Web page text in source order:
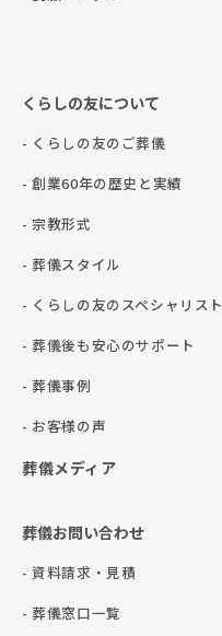
くらしの友について
- くらしの友のご葬儀
- 創業60年の歴史と実績
- 宗教形式
- 葬儀スタイル
- くらしの友のスペシャリスト
- 葬儀後も安心のサポート
- 葬儀事例
- お客様の声
葬儀メディア
葬儀お問い合わせ
- 資料請求・見積
- 葬儀窓口一覧